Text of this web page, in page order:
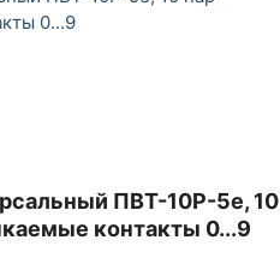
ПВТ-10Р-5е, 10
контакты 0...9